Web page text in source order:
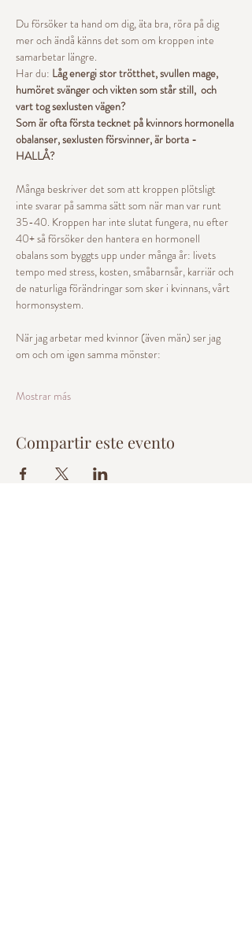
Du försöker ta hand om dig, äta bra, röra på dig
mer och ändå känns det som om kroppen inte
samarbetar längre.
Har du: Låg energi stor trötthet, svullen mage,
humöret svänger och vikten som står still,  och
vart tog sexlusten vägen?
Som är ofta första tecknet på kvinnors hormonella
obalanser, sexlusten försvinner, är borta -
HALLÅ?
Många beskriver det som att kroppen plötsligt
inte svarar på samma sätt som när man var runt
35-40. Kroppen har inte slutat fungera, nu efter
40+ så försöker den hantera en hormonell
obalans som byggts upp under många år: livets
tempo med stress, kosten, småbarnsår, karriär och
de naturliga förändringar som sker i kvinnans, vårt
hormonsystem.
När jag arbetar med kvinnor (även män) ser jag
om och om igen samma mönster:
Mostrar más
Compartir este evento